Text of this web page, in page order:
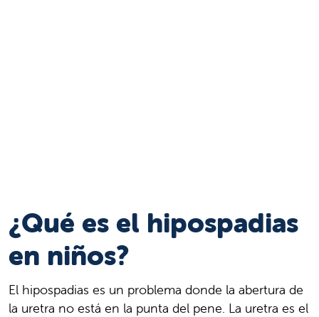
¿Qué es el hipospadias
en niños?
El hipospadias es un problema donde la abertura de
la uretra no está en la punta del pene. La uretra es el